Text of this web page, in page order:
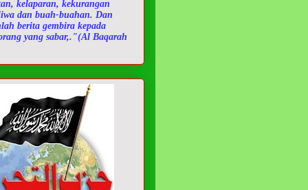
kelaparan, kekurangan
dan buah-buahan. Dan
berita gembira kepada
yang sabar,."(Al Baqarah